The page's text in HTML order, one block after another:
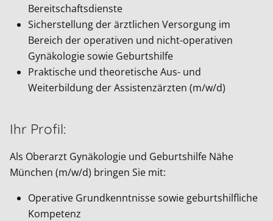
Bereitschaftsdienste
Sicherstellung der ärztlichen Versorgung im
Bereich der operativen und nicht-operativen
Gynäkologie sowie Geburtshilfe
Praktische und theoretische Aus- und
Weiterbildung der Assistenzärzten (m/w/d)
Ihr Profil:
Als Oberarzt Gynäkologie und Geburtshilfe Nähe
München (m/w/d) bringen Sie mit:
Operative Grundkenntnisse sowie geburtshilfliche
Kompetenz